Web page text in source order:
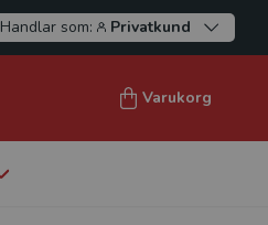
Handlar som: Privatkund
Varukorg